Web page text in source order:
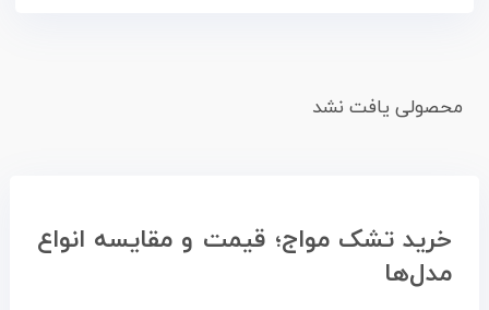
محصولی یافت نشد
خرید تشک مواج؛ قیمت و مقایسه انواع
مدل‌ها